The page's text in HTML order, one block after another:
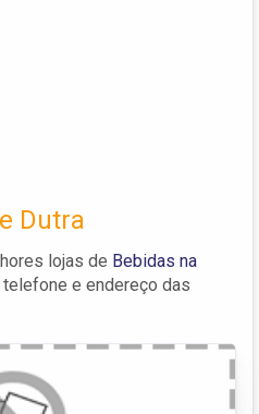
Dutra
lojas de Bebidas na
e endereço das